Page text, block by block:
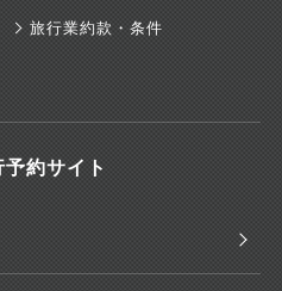
旅行業約款・条件
予約サイト